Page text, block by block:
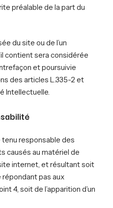
préalable de la part du
du site ou de l’un
contient sera considérée
et poursuivie
des articles L.335-2 et
Intellectuelle.
responsable des
causés au matériel de
site internet, et résultant soit
répondant pas aux
4, soit de l’apparition d’un